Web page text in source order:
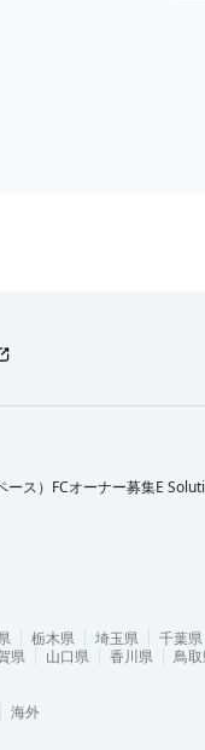
ース）FCオーナー募集E
栃木県 埼玉県 千葉県
県 山口県 香川県 鳥
海外